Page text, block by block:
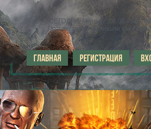
СЕГОДНЯ: Четверг, 06.08.2026,
Приветствую, Вы вошли как
ГЛАВНАЯ РЕГИСТРАЦИЯ